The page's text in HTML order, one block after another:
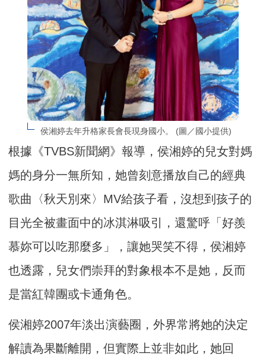
侯湘婷去年升格家長會長現身國小。 (圖／國小提供)
根據《TVBS新聞網》報導，侯湘婷的兒女對媽
媽的身分一無所知，她曾刻意播放自己的經典
歌曲〈秋天別來〉MV給孩子看，沒想到孩子的
目光全被畫面中的冰淇淋吸引，還驚呼「好羨
慕妳可以吃那麼多」，讓她哭笑不得，侯湘婷
也透露，兒女們崇拜的對象根本不是她，反而
是當紅韓團或卡通角色。
侯湘婷2007年淡出演藝圈，外界常將她的決定
解讀為果斷離開，但實際上並非如此，她回